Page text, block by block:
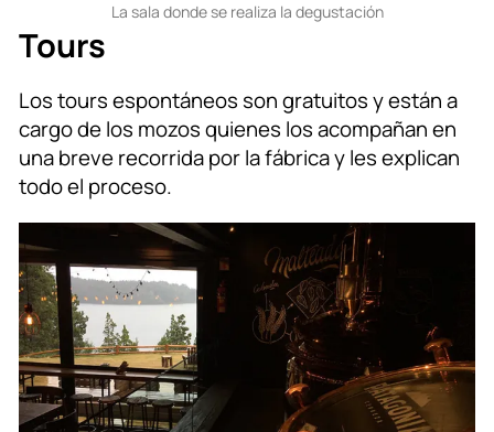
La sala donde se realiza la degustación
Tours
Los tours espontáneos son gratuitos y están a
cargo de los mozos quienes los acompañan en
una breve recorrida por la fábrica y les explican
todo el proceso.